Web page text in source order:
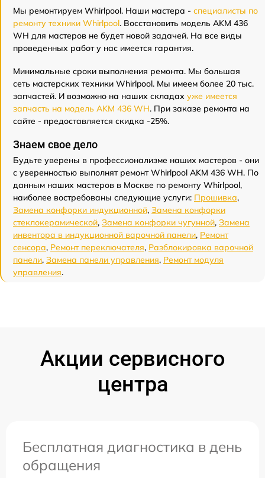
Мы ремонтируем Whirlpool. Наши мастера - специалисты по
ремонту техники Whirlpool. Восстановить модель AKM 436
WH для мастеров не будет новой задачей. На все виды
проведенных работ у нас имеется гарантия.
Минимальные сроки выполнения ремонта. Мы большая
сеть мастерских техники Whirlpool. Мы имеем более 20 тыс.
запчастей. И возможно на наших складах уже имеется
запчасть на модель AKM 436 WH. При заказе ремонта на
сайте - предоставляется скидка -25%.
Знаем свое дело
Будьте уверены в профессионализме наших мастеров - они
с уверенностью выполнят ремонт Whirlpool AKM 436 WH. По
данным наших мастеров в Москве по ремонту Whirlpool,
наиболее востребованы следующие услуги: Прошивка,
Замена конфорки индукционной, Замена конфорки
стеклокерамической, Замена конфорки чугунной, Замена
инвентора в индукционной варочной панели, Ремонт
сенсора, Ремонт переключателя, Разблокировка варочной
панели, Замена панели управления, Ремонт модуля
управления.
Акции сервисного
центра
Бесплатная диагностика в день
обращения